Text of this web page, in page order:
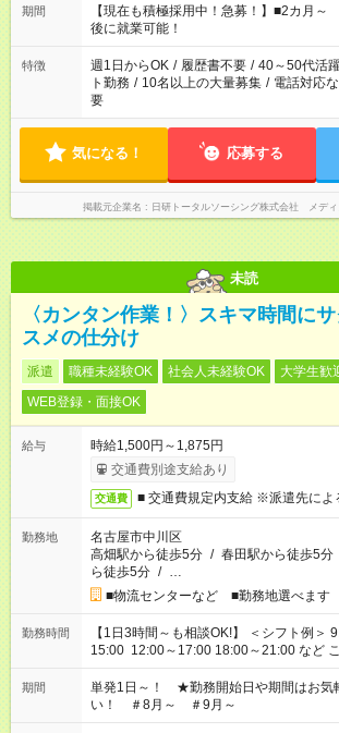
方へ 今ご覧のお仕事で希望する勤務時間
勤務時間。 合計で週40時間を超える場合
期間
【現在も積極採用中！急募！】■2カ月
後に就業可能！
特徴 週1日からOK / 履歴書不要 / 40～50代活
ト勤務 / 10名以上の大量募集 / 電話対応
要
気になる！ 応募する
掲載元企業名 日研トータルソーシング株式会社 メディ
未読
〈カンタン作業！〉スキマ時間に
スメの仕分け
派遣 職種未経験OK 社会人未経験OK 大学生歓
WEB登録・面接OK
給与
時給1,500円～1,875円
交通費別途支給あり
交通費 ■ 交通費規定内支給 ※派遣先によ
勤務地
名古屋市中川区
高畑駅から徒歩5分 / 春田駅から徒歩5分
ら徒歩5分 / …
■物流センターなど ■勤務地選べます
勤務時間
【1日3時間～も相談OK!】 ＜シフト例＞ 9:00～12:00 10:00～
15:00 12:00～17:00 18:00～21:00 など こちら以外の時間帯も
お気軽にご相談ください！
期間
単発1日～！ ★勤務開始日や期間はお気
い！ ＃8月～ ＃9月～